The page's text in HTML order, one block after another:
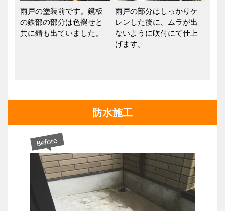
雨戸の塗装前です。鏡板
の鉄部の部分は色褪せと
共に錆も出ていました。
雨戸の部分はしっかりケ
レンした後に、ムラが出
ないように吹付にて仕上
げます。
防水施工